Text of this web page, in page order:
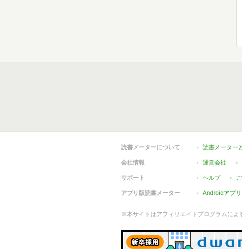
読書メーターについて 読書メーター
会社情報 運営会社
サポート ヘルプ
アプリ版読書メーター Androidアプリ
※本サイトはアフィリエイトプログラムによ